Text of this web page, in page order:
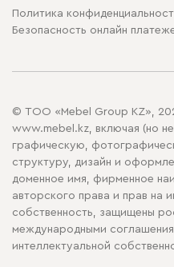
Политика
Безопасность онлайн
© ТОО «Mebel Group KZ»,
www.mebel.kz, включая (но
графическую,
структуру, дизайн и
доменное имя, фирменное
авторского права и прав на
собственность, защищены
международными
интеллектуальной